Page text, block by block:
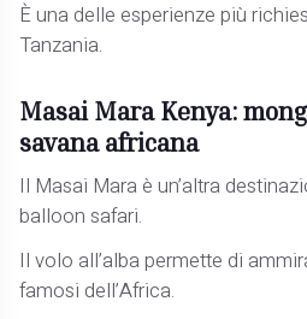
È una delle esperienze più
Tanzania.
Masai Mara Kenya:
savana africana
Il Masai Mara è un’altra
balloon safari.
Il volo all’alba permette di
famosi dell’Africa.